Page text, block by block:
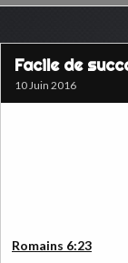
Facile de
10 Juin 2016
Romains 6:23